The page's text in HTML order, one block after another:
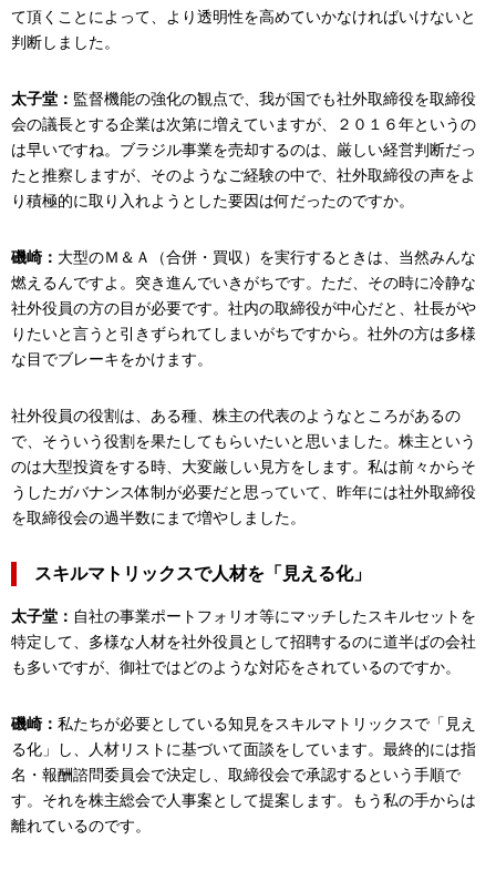
て頂くことによって、より透明性を高めていかなければいけないと
判断しました。
太子堂： 監督機能の強化の観点で、我が国でも社外取締役を取締役
会の議長とする企業は次第に増えていますが、２０１６年というの
は早いですね。ブラジル事業を売却するのは、厳しい経営判断だっ
たと推察しますが、そのようなご経験の中で、社外取締役の声をよ
り積極的に取り入れようとした要因は何だったのですか。
磯崎： 大型のＭ＆Ａ（合併・買収）を実行するときは、当然みんな
燃えるんですよ。突き進んでいきがちです。ただ、その時に冷静な
社外役員の方の目が必要です。社内の取締役が中心だと、社長がや
りたいと言うと引きずられてしまいがちですから。社外の方は多様
な目でブレーキをかけます。
社外役員の役割は、ある種、株主の代表のようなところがあるの
で、そういう役割を果たしてもらいたいと思いました。株主という
のは大型投資をする時、大変厳しい見方をします。私は前々からそ
うしたガバナンス体制が必要だと思っていて、昨年には社外取締役
を取締役会の過半数にまで増やしました。
スキルマトリックスで人材を「見える化」
太子堂： 自社の事業ポートフォリオ等にマッチしたスキルセットを
特定して、多様な人材を社外役員として招聘するのに道半ばの会社
も多いですが、御社ではどのような対応をされているのですか。
磯崎： 私たちが必要としている知見をスキルマトリックスで「見え
る化」し、人材リストに基づいて面談をしています。最終的には指
名・報酬諮問委員会で決定し、取締役会で承認するという手順で
す。それを株主総会で人事案として提案します。もう私の手からは
離れているのです。